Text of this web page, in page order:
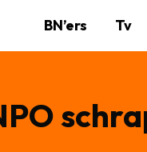
BN’ers Tv